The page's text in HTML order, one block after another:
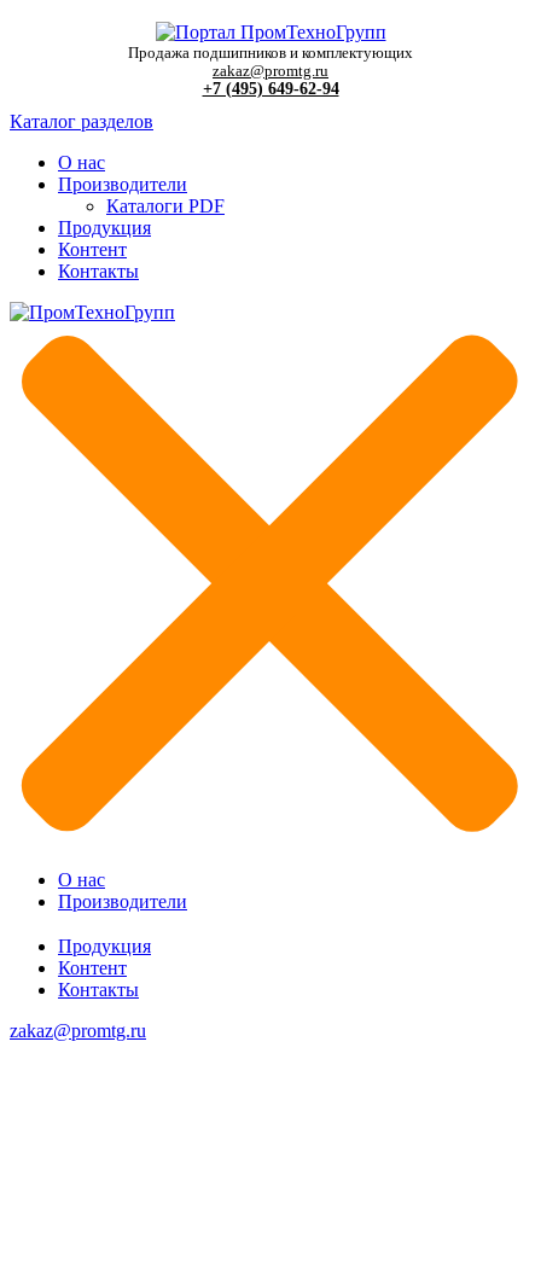
Продажа подшипников и комплектующих
zakaz@promtg.ru
+7 (495) 649-62-94
Каталог разделов
О нас
Производители
Каталоги PDF
Продукция
Контент
Контакты
О нас
Производители
Продукция
Контент
Контакты
zakaz@promtg.ru